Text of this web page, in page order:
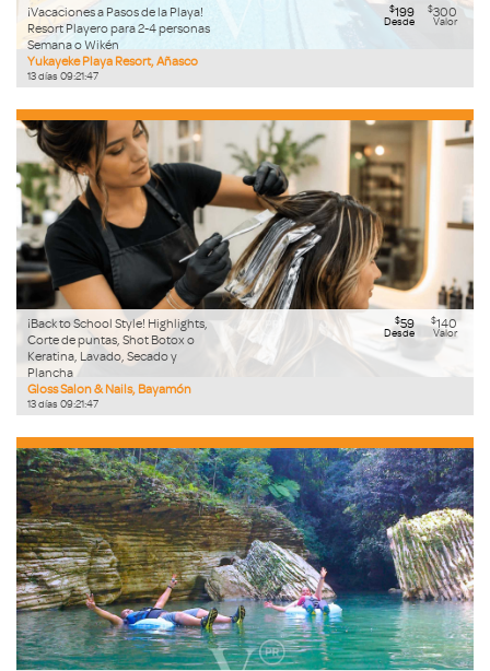
¡Vacaciones a Pasos de la Playa!
Resort Playero para 2-4 personas
Semana o Wikén
Yukayeke Playa Resort, Añasco
13días 09:21:46
$199
Desde
$300
Valor
¡Back to School Style! Highlights,
Corte de puntas, Shot Botox o
Keratina, Lavado, Secado y
Plancha
Gloss Salon & Nails, Bayamón
13días 09:21:46
$59
Desde
$140
Valor